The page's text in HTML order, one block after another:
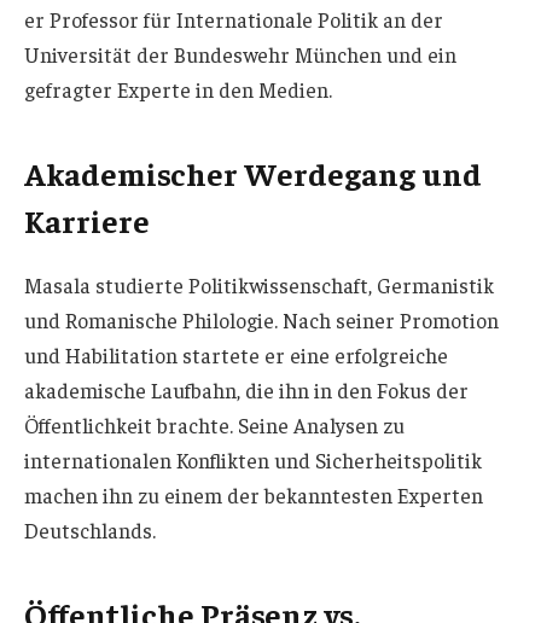
er Professor für Internationale Politik an der
Universität der Bundeswehr München und ein
gefragter Experte in den Medien.
Akademischer Werdegang und
Karriere
Masala studierte Politikwissenschaft, Germanistik
und Romanische Philologie. Nach seiner Promotion
und Habilitation startete er eine erfolgreiche
akademische Laufbahn, die ihn in den Fokus der
Öffentlichkeit brachte. Seine Analysen zu
internationalen Konflikten und Sicherheitspolitik
machen ihn zu einem der bekanntesten Experten
Deutschlands.
Öffentliche Präsenz vs.